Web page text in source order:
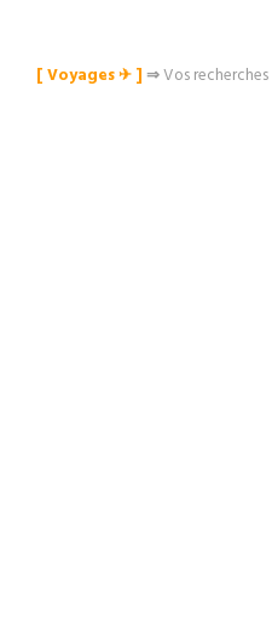
[ Voyages ✈︎ ]⇒Vos